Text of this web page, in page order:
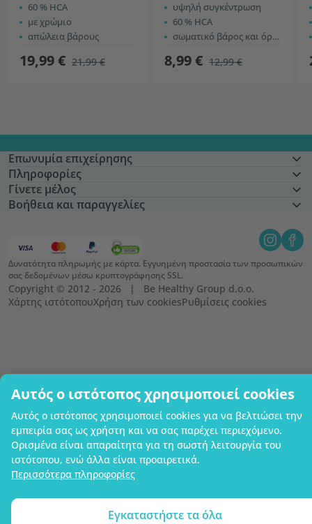
Αυτός ο ιστότοπος χρησιμοποιεί cookies
Αυτός ο ιστότοπος χρησιμοποιεί cookies για να βελτιώσει την
εμπειρία σας ως χρήστη και να σας παρέχει περιεχόμενο.
Ορισμένα είναι απαραίτητα για τη σωστή λειτουργία του
ιστότοπου, ενώ άλλα είναι προαιρετικά.
Περισσότερα πληροφορίες
Εγκαταστήστε τα όλα
60 % HCA
με χρώμιο
απώλεια βάρους
19,99 € 21,99 €
υψηλή συγκέντρωση
60 % HCA
σωματικό βάρος και όρεξη
8,99 € 12,99 €
Επωνυμία επιχείρησης
Πληροφορίες
Γίνετε μέλος
Βοήθεια και παραγγελίες
Δυνατότητα πληρωμής με κάρτα. Εγγυημένη προστασία των προσωπικών
σας δεδομένων μέσω κρυπτογράφησης SSL.
Copyright © 2012 - 2026   |   Be Healthy Group d.o.o.
Χάρτης ιστότοπουΧρήση των cookiesΡυθμίσεις cookies